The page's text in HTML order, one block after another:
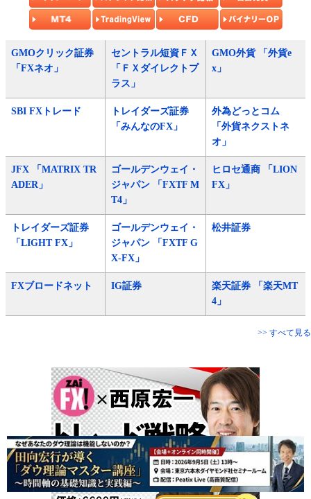
GMOクリック証券
「FXネオ」
セントラル短資ＦＸ
「ＦＸダイレクトプ
ラス」
GMO外貨 「外貨e
x」
SBI FXトレード
トレイダーズ証券
「みんなのFX」
外為どっとコム
「外貨ネクストネ
オ」
JFX 「MATRIX TR
ADER」
ゴールデンウェイ・
ジャパン 「FXTF M
T4」
ヒロセ通商 「LION
FX」
トレイダーズ証券
「LIGHT FX」
ゴールデンウェイ・
ジャパン 「FXTF G
X-FX」
松井証券
FXブロードネット IG証券
楽天証券 「楽天MT
4」
>> すべて見る